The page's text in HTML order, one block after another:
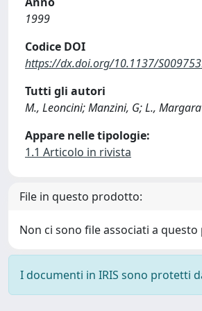
1999
Codice DOI
https://dx.doi.org/10.1137/
Tutti gli autori
M., Leoncini; Manzini, G; L., Margara
Appare nelle tipologie:
1.1 Articolo in rivista
File in questo prodotto:
Non ci sono file associati a
I documenti in IRIS sono protetti